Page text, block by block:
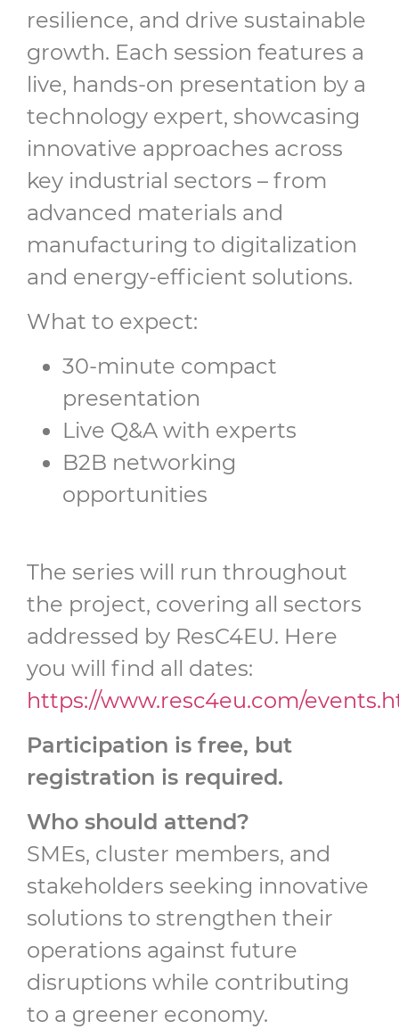
resilience, and drive sustainable
growth. Each session features a
live, hands-on presentation by a
technology expert, showcasing
innovative approaches across
key industrial sectors – from
advanced materials and
manufacturing to digitalization
and energy-efficient solutions.
What to expect:
30-minute compact
presentation
Live Q&A with experts
B2B networking
opportunities
The series will run throughout
the project, covering all sectors
addressed by ResC4EU. Here
you will find all dates:
https://www.resc4eu.com/
Participation is free, but
registration is required.
Who should attend?
SMEs, cluster members, and
stakeholders seeking innovative
solutions to strengthen their
operations against future
disruptions while contributing
to a greener economy.